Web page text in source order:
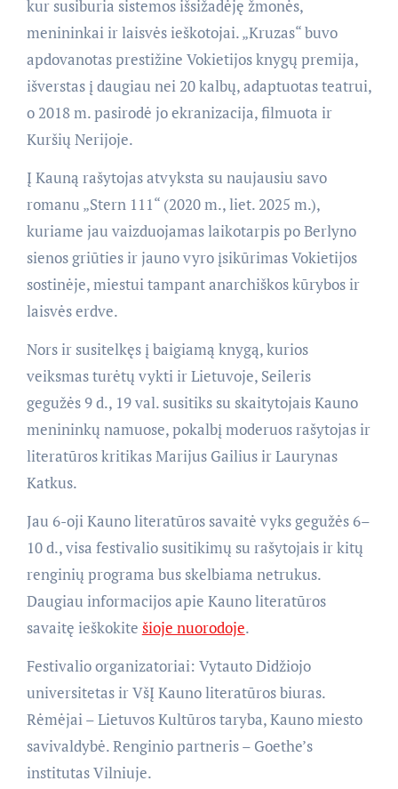
kur susiburia sistemos išsižadėję žmonės,
menininkai ir laisvės ieškotojai. „Kruzas“ buvo
apdovanotas prestižine Vokietijos knygų premija,
išverstas į daugiau nei 20 kalbų, adaptuotas teatrui,
o 2018 m. pasirodė jo ekranizacija, filmuota ir
Kuršių Nerijoje.
Į Kauną rašytojas atvyksta su naujausiu savo
romanu „Stern 111“ (2020 m., liet. 2025 m.),
kuriame jau vaizduojamas laikotarpis po Berlyno
sienos griūties ir jauno vyro įsikūrimas Vokietijos
sostinėje, miestui tampant anarchiškos kūrybos ir
laisvės erdve.
Nors ir susitelkęs į baigiamą knygą, kurios
veiksmas turėtų vykti ir Lietuvoje, Seileris
gegužės 9 d., 19 val. susitiks su skaitytojais Kauno
menininkų namuose, pokalbį moderuos rašytojas ir
literatūros kritikas Marijus Gailius ir Laurynas
Katkus.
Jau 6-oji Kauno literatūros savaitė vyks gegužės 6–
10 d., visa festivalio susitikimų su rašytojais ir kitų
renginių programa bus skelbiama netrukus.
Daugiau informacijos apie Kauno literatūros
savaitę ieškokite šioje nuorodoje.
Festivalio organizatoriai: Vytauto Didžiojo
universitetas ir VšĮ Kauno literatūros biuras.
Rėmėjai – Lietuvos Kultūros taryba, Kauno miesto
savivaldybė. Renginio partneris – Goethe’s
institutas Vilniuje.